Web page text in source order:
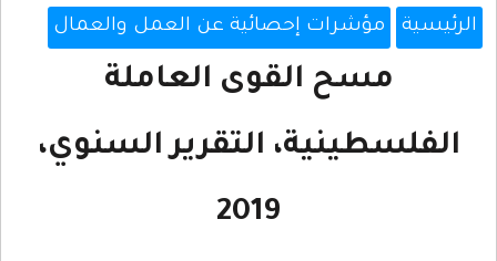
الرئيسية مؤشرات إحصائية عن العمل والعمال
مسح القوى العاملة
الفلسطينية، التقرير السنوي،
2019